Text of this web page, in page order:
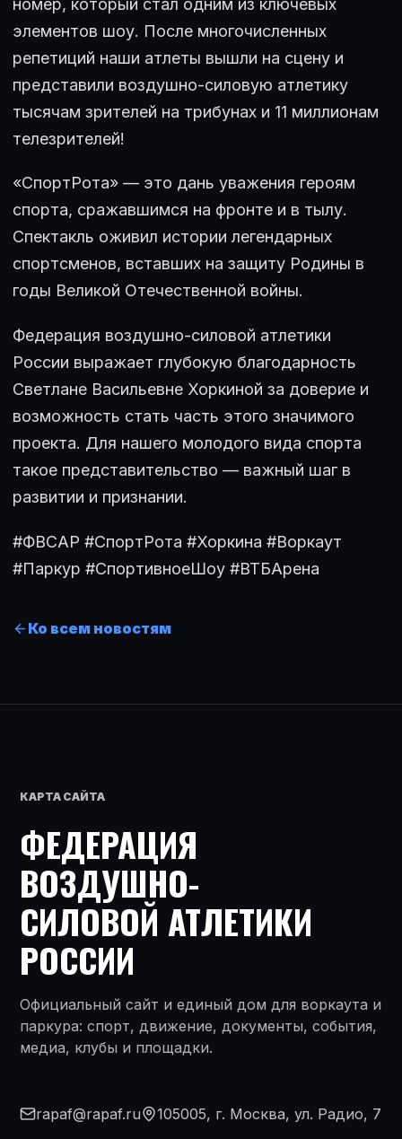
элементов шоу. После многочисленных
репетиций наши атлеты вышли на сцену и
представили воздушно-силовую атлетику
тысячам зрителей на трибунах и 11 миллионам
телезрителей!
«СпортРота» — это дань уважения героям
спорта, сражавшимся на фронте и в тылу.
Спектакль оживил истории легендарных
спортсменов, вставших на защиту Родины в
годы Великой Отечественной войны.
Федерация воздушно-силовой атлетики
России выражает глубокую благодарность
Светлане Васильевне Хоркиной за доверие и
возможность стать часть этого значимого
проекта. Для нашего молодого вида спорта
такое представительство — важный шаг в
развитии и признании.
#ФВСАР #СпортРота #Хоркина #Воркаут
#Паркур #СпортивноеШоу #ВТБАрена
Ко всем новостям
КАРТА САЙТА
ФЕДЕРАЦИЯ
ВОЗДУШНО-
СИЛОВОЙ АТЛЕТИКИ
РОССИИ
Официальный сайт и единый дом для воркаута и
паркура: спорт, движение, документы, события,
медиа, клубы и площадки.
rapaf@rapaf.ru 105005, г. Москва, ул. Радио, 7